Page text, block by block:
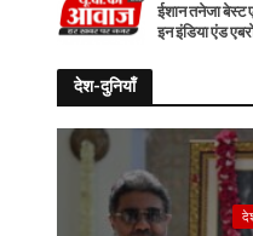
ईशान तनेजा बेस्ट
इन इंडिया एंड
देश-दुनियाँ